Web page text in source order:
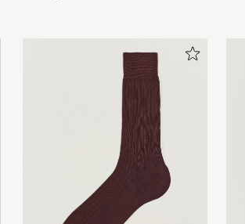
Veldig bra kvalitet. Myke og gode
GEKAUFT AM AUF
Varene har god kvalitet, og er lette å
og forsendelsen utført akkurat slik
det: Til rett adresse og raskt levert!